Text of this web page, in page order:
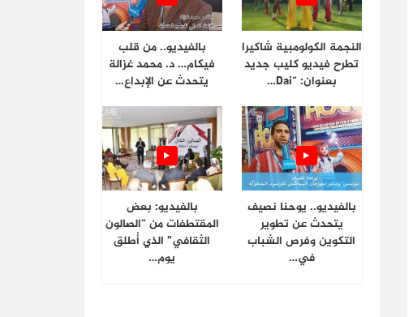
النجمة الكولومبية شاكيرا
تطرح فيديو كليب جديد
بعنوان: “Dai…
بالفيديو.. من قلب
فيكام… د. محمد غزالة
يتحدث عن الإبداع…
بالفيديو.. يوحنا نصيف
يتحدث عن تطوير
التكوين وفرص الشباب
في…
بالفيديو: بعض
المقتطفات من “الصالون
الثقافي” الذي أُطلق
يوم…